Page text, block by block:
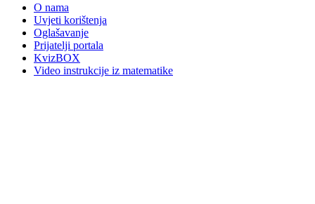
O nama
Uvjeti korištenja
Oglašavanje
Prijatelji portala
KvizBOX
Video instrukcije iz matematike